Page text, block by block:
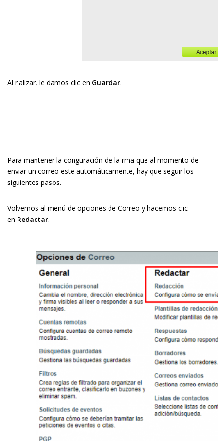
Al finalizar, le damos clic en Guardar.
Para mantener la configuración de la firma que al momento de
enviar un correo este automáticamente, hay que seguir los
siguientes pasos.
Volvemos al menú de opciones de Correo y hacemos clic
en Redactar.